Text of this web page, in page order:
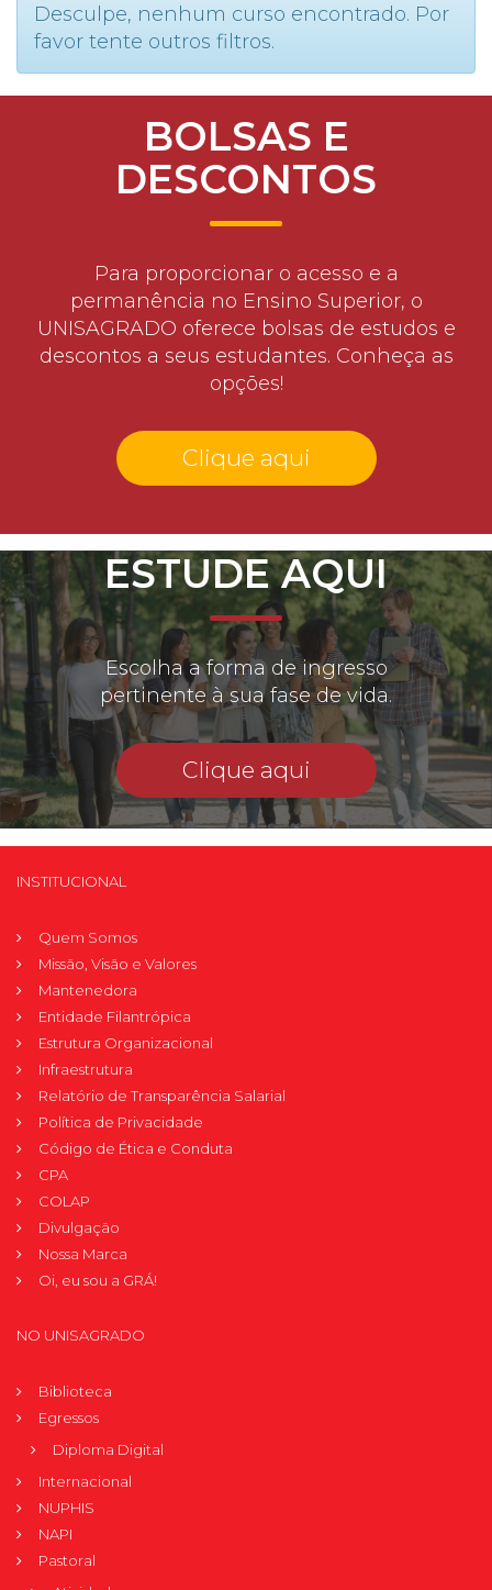
Desculpe, nenhum curso encontrado. Por
favor tente outros filtros.
BOLSAS E
DESCONTOS
Para proporcionar o acesso e a
permanência no Ensino Superior, o
UNISAGRADO oferece bolsas de estudos e
descontos a seus estudantes. Conheça as
opções!
Clique aqui
ESTUDE AQUI
Escolha a forma de ingresso
pertinente à sua fase de vida.
Clique aqui
INSTITUCIONAL
Quem Somos
Missão, Visão e Valores
Mantenedora
Entidade Filantrópica
Estrutura Organizacional
Infraestrutura
Relatório de Transparência Salarial
Política de Privacidade
Código de Ética e Conduta
CPA
COLAP
Divulgação
Nossa Marca
Oi, eu sou a GRÁ!
NO UNISAGRADO
Biblioteca
Egressos
Diploma Digital
Internacional
NUPHIS
NAPI
Pastoral